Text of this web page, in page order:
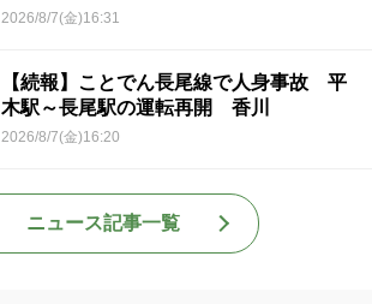
2026/8/7(金)16:31
【続報】ことでん長尾線で人身事故 平
木駅～長尾駅の運転再開 香川
2026/8/7(金)16:20
ニュース記事一覧